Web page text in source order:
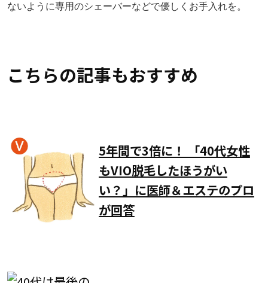
ないように専用のシェーバーなどで優しくお手入れを。
こちらの記事もおすすめ
5年間で3倍に！ 「40代女性
もVIO脱毛したほうがい
い？」に医師＆エステのプロ
が回答